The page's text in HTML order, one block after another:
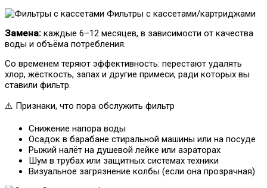
Фильтры с кассетами/картриджами
Замена: каждые 6–12 месяцев, в зависимости от качества
воды и объёма потребления.
Со временем теряют эффективность: перестают удалять
хлор, жёсткость, запах и другие примеси, ради которых вы
ставили фильтр.
⚠️ Признаки, что пора обслужить фильтр
Снижение напора воды
Осадок в барабане стиральной машины или на посуде
Рыжий налёт на душевой лейке или аэраторах
Шум в трубах или защитных системах техники
Визуальное загрязнение колбы (если она прозрачная)